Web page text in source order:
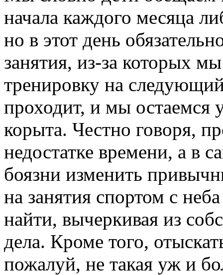
начала каждого месяца
но в этот день
занятия, из-за которых
тренировку на
проходит, и мы остаемся
корыта. Честно говоря,
недостатке времени, а в
боязни изменить
на занятия спортом с
найти, вычеркивая из
дела. Кроме того,
пожалуй, не такая уж и